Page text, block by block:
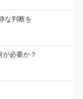
な判断を
必要か？